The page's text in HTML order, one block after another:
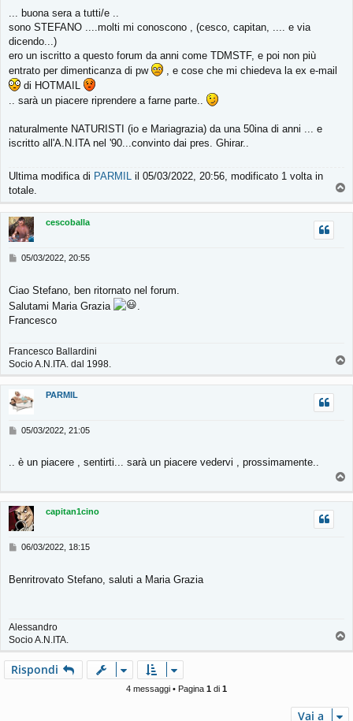
s
a
g
o
... buona sera a tutti/e ..
sono STEFANO ....molti mi conoscono , (cesco, capitan, .... e via
dicendo...)
ero un iscritto a questo forum da anni come TDMSTF, e poi non più
entrato per dimenticanza di pw
, e cose che mi chiedeva la ex e-mail
di HOTMAIL
.. sarà un piacere riprendere a farne parte..
naturalmente NATURISTI (io e Mariagrazia) da una 50ina di anni ... e
iscritto all'A.N.ITA nel '90...convinto dai pres. Ghirar..
Ultima modifica di PARMIL il 05/03/2022, 20:56, modificato 1 volta in
totale.
p
cescoballa
M
s
a
o
05/03/2022, 20:55
Ciao Stefano, ben ritornato nel forum.
Salutami Maria Grazia
Francesco
Francesco Ballardini
Socio A.N.ITA. dal 1998.
p
PARMIL
M
s
g
i
o
05/03/2022, 21:05
.. è un piacere , sentirti... sarà un piacere vedervi , prossimamente..
p
capitan1cino
M
s
i
o
06/03/2022, 18:15
Benritrovato Stefano, saluti a Maria Grazia
Alessandro
Socio A.N.ITA.
Rispondi
4 messaggi • Pagina 1 di 1
Vai a